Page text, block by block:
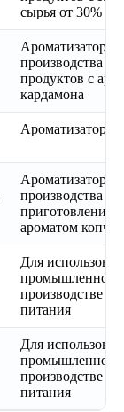
сырья от 30% и
Ароматизатор
производства
продуктов с
кардамона
Ароматизатор
Ароматизатор
производства
приготовления
ароматом
Для
производстве
питания
Для
производстве
питания